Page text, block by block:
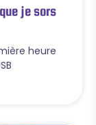
je sors
heure